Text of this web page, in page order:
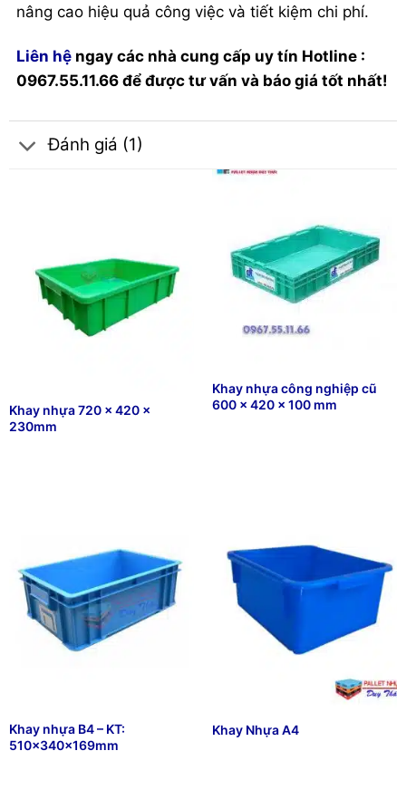
nâng cao hiệu quả công việc và tiết kiệm chi phí.
Liên hệ ngay các nhà cung cấp uy tín Hotline :
0967.55.11.66 để được tư vấn và báo giá tốt nhất!
Đánh giá (1)
Khay nhựa 720 x 420 x
230mm
Khay nhựa công nghiệp cũ
600 x 420 x 100 mm
Khay nhựa B4 – KT:
510x340x169mm
Khay Nhựa A4